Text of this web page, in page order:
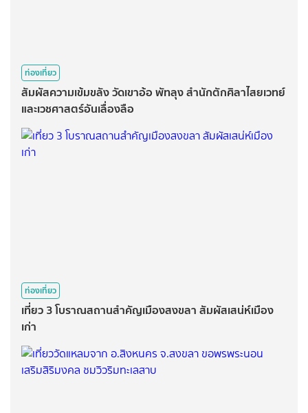
ท่องเที่ยว
สัมผัสความเข้มขลัง วัดเขาอ้อ พัทลุง สำนักตักศิลาไสยเวทย์
และเวชศาสตร์อันเลื่องลือ
ท่องเที่ยว
เที่ยว 3 โบราณสถานสำคัญเมืองสงขลา สัมผัสเสน่ห์เมือง
เก่า